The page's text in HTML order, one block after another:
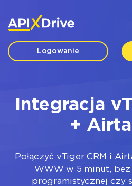
Logowanie
Integracja
+
Połączyć vTiger CRM i
WWW w 5 minut,
programistycznej czy